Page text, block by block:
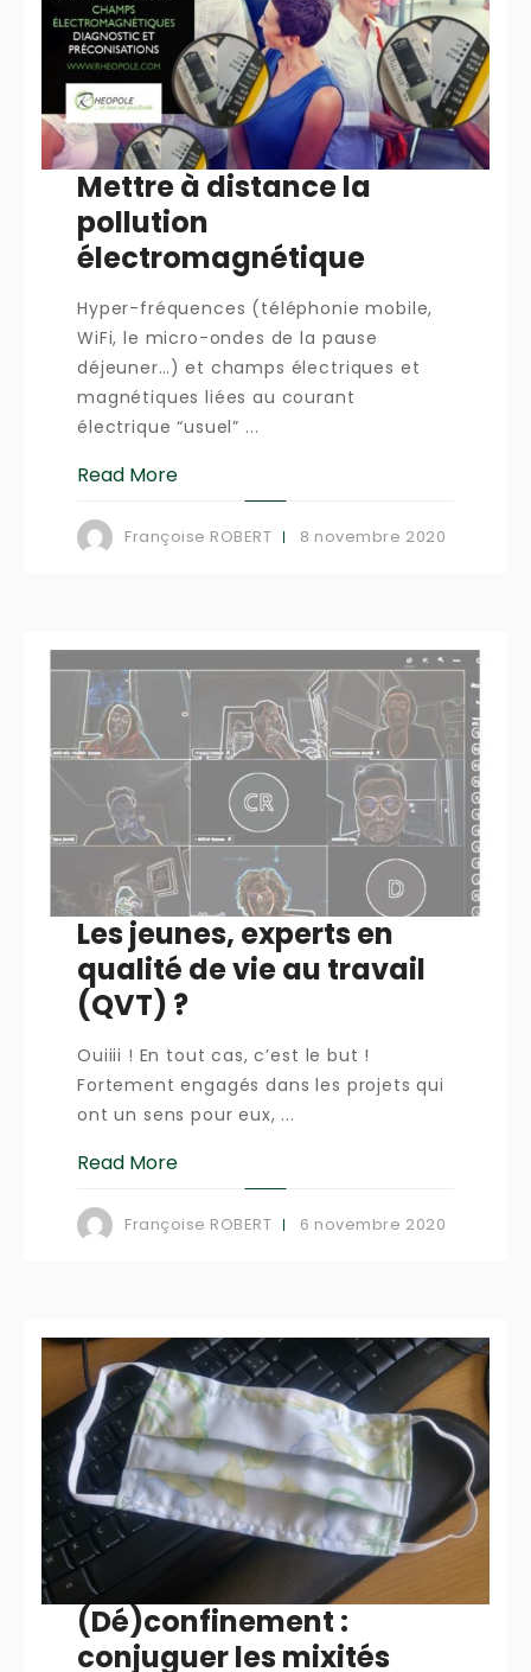
Mettre à distance la
pollution
électromagnétique
Hyper-fréquences (téléphonie mobile,
WiFi, le micro-ondes de la pause
déjeuner…) et champs électriques et
magnétiques liées au courant
électrique “usuel” ...
Read More
Françoise ROBERT 8 novembre 2020
Les jeunes, experts en
qualité de vie au travail
(QVT) ?
Ouiiii ! En tout cas, c’est le but !
Fortement engagés dans les projets qui
ont un sens pour eux, ...
Read More
Françoise ROBERT 6 novembre 2020
(Dé)confinement :
conjuguer les mixités